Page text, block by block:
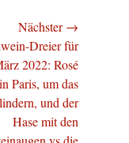
Nächster →
Dreier für
2022: Rosé
Paris, um das
und der
Hase mit den